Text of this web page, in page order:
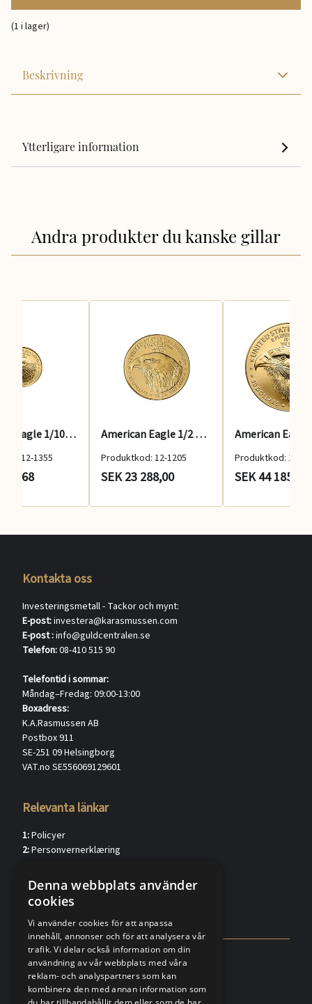
(1 i lager)
Beskrivning
Ytterligare information
Andra produkter du kanske gillar
American Eagle 1/10 Oz AU 2025
12-1355
American Eagle 1/2 Oz AU 2026
Produktkod: 12-1205
SEK 23 288,00
Produktkod: 12-
SEK 44 185,00
Kontakta oss
Investeringsmetall - Tackor och mynt:
E-post:investera@karasmussen.com
E-post :info@guldcentralen.se
Telefon:08-410 515 90
Telefontid i sommar:
Måndag–Fredag: 09:00-13:00
Boxadress:
K.A.Rasmussen AB
Postbox 911
SE-251 09 Helsingborg
VAT.no SE556069129601
Relevanta länkar
1:Policyer
2:Personvernerklæring
4:Kundkännedom förtag (verified.eu)
5:Försäljningsvillkor
6:FAQ
Denna webbplats använder
cookies
Vi använder cookies för att anpassa
innehåll, annonser och för att analysera vår
trafik. Vi delar också information om din
användning av vår webbplats med våra
reklam- och analyspartners som kan
kombinera den med annan information som